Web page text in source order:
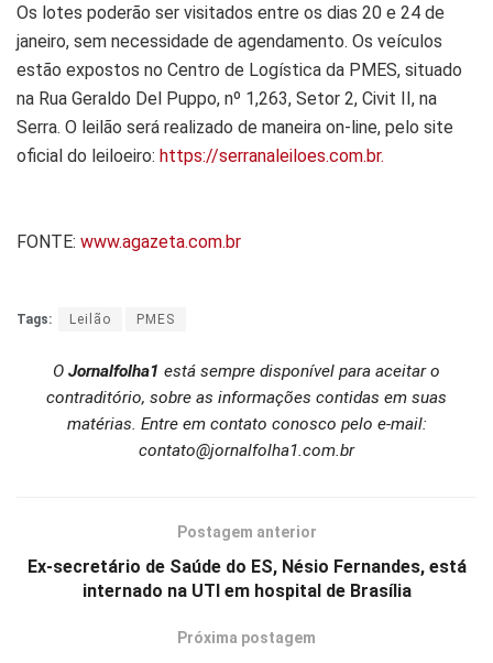
Os lotes poderão ser visitados entre os dias 20 e 24 de
janeiro, sem necessidade de agendamento. Os veículos
estão expostos no Centro de Logística da PMES, situado
na Rua Geraldo Del Puppo, nº 1,263, Setor 2, Civit II, na
Serra. O leilão será realizado de maneira on-line, pelo site
oficial do leiloeiro: https://serranaleiloes.com.br.
FONTE: www.agazeta.com.br
Tags: Leilão PMES
O Jornalfolha1 está sempre disponível para aceitar o
contraditório, sobre as informações contidas em suas
matérias. Entre em contato conosco pelo e-mail:
contato@jornalfolha1.com.br
Postagem anterior
Ex-secretário de Saúde do ES, Nésio Fernandes, está
internado na UTI em hospital de Brasília
Próxima postagem